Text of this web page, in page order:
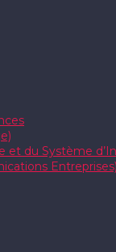
et du Système
Entreprises)